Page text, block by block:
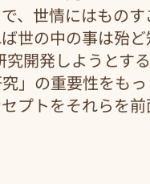
、世情にはもの
世の中の事は殆
開発しようとす
」の重要性をも
プトをそれらを